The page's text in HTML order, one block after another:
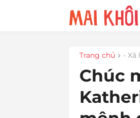
Trang chủ - Xã
Chúc